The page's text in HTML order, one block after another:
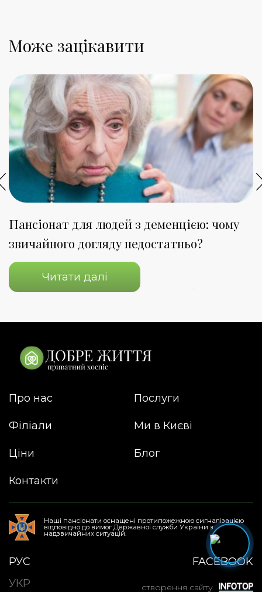
Може зацікавити
Пансіонат для людей з деменцією: чому
звичайного догляду недостатньо?
Читати далі
Про нас Послуги
Філіали Ми в Києві
Ціни Блог
Контакти
Наші пансіонати оснащені протипожежною сигналізацією
відповідно до вимог Державної служби України з
надзвичайних ситуацій.
РУС
УКР
FACEBOOK
створення сайту